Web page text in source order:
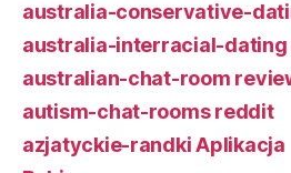
australia-conservative-
australia-interracial-
australian-chat-room
autism-chat-rooms reddit
azjatyckie-randki Aplikacja